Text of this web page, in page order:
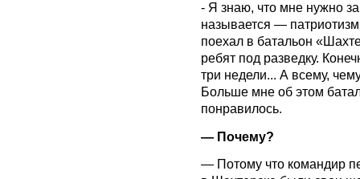
- Я знаю, что мне нужно
называется —
поехал в батальон
ребят под разведку.
три недели... А всему,
Больше мне об этом
понравилось.
— Почему?
— Потому что командир